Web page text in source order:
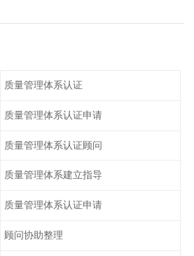
质量管理体系认证
质量管理体系认证申请
质量管理体系认证顾问
质量管理体系建立指导
质量管理体系认证申请
顾问协助整理